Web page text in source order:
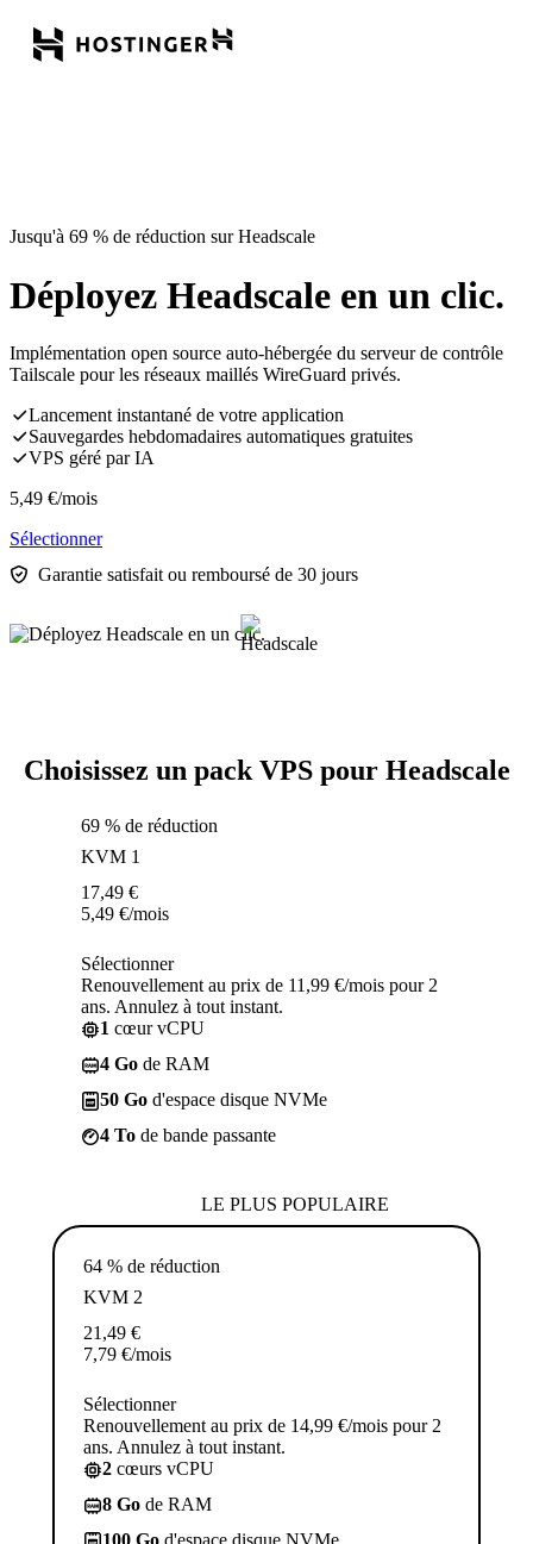
Jusqu'à 69 % de réduction sur Headscale
Déployez Headscale en un clic.
Implémentation open source auto-hébergée du serveur de contrôle
Tailscale pour les réseaux maillés WireGuard privés.
Lancement instantané de votre application
Sauvegardes hebdomadaires automatiques gratuites
VPS géré par IA
5,49 €/mois
Sélectionner
Garantie satisfait ou remboursé de 30 jours
Choisissez un pack VPS pour Headscale
69 % de réduction
KVM 1
17,49 €
5,49 €/mois
Sélectionner
Renouvellement au prix de 11,99 €/mois pour 2
ans. Annulez à tout instant.
1 cœur vCPU
4 Go de RAM
50 Go d'espace disque NVMe
4 To de bande passante
LE PLUS POPULAIRE
64 % de réduction
KVM 2
21,49 €
7,79 €/mois
Sélectionner
Renouvellement au prix de 14,99 €/mois pour 2
ans. Annulez à tout instant.
2 cœurs vCPU
8 Go de RAM